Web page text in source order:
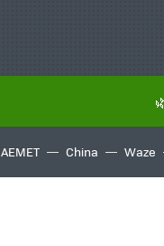
AEMET China Waze